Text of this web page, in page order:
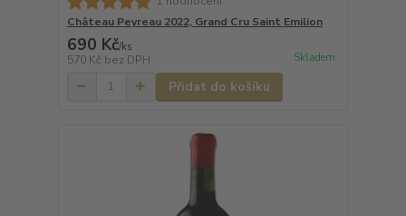
Château Peyreau 2022, Grand Cru Saint Emilion
690 Kč/ks
570 Kč bez DPH Skladem
Přidat do košíku